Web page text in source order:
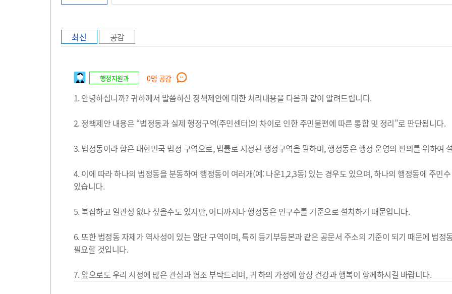
최신 공감
행정지원과 0명 공감
1. 안녕하십니까? 귀하께서 말씀하신 정책제안에 대한 처리내용을 다음과 같이 알려드립니다.
2. 정책제안 내용은 “법정동과 실제 행정구역(주민센터)의 차이로 인한 주민불편에 따른 통합 및 정리”로 판단됩니다.
3. 법정동이라 함은 대한민국 법정 구역으로, 법률로 지정된 행정구역을 말하며, 행정동은 행정 운영의 편의를 위하여
4. 이에 따라 하나의 법정동을 분동하여 행정동이 여러개(예: 나운1,2,3동) 있는 경우도 있으며, 하나의 행정동에 주민
있습니다.
5. 복잡하고 일관성 없나 싶을수도 있지만, 어디까지나 행정동은 인구수를 기준으로 설치하기 때문입니다.
6. 또한 법정동 자체가 역사성이 있는 말단 구역이며, 특히 등기부등본과 같은 공문서 주소의 기준이 되기 때문에 법정
필요할 것입니다.
7. 앞으로도 우리 시정에 많은 관심과 협조 부탁드리며, 귀 하의 가정에 항상 건강과 행복이 함께하시길 바랍니다.